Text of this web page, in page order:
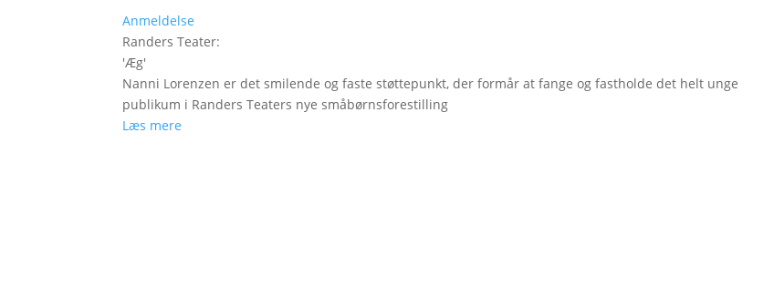
Anmeldelse
Randers Teater:
'Æg'
Nanni Lorenzen er det smilende og faste støttepunkt, der formår at fange og fastholde det helt unge
publikum i Randers Teaters nye småbørnsforestilling
Læs mere